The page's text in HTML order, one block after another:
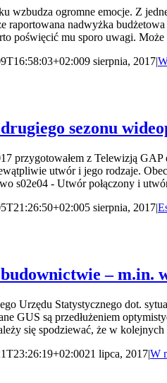
wzbudza ogromne emocje. Z
raportowana nadwyżka
poświęcić mu sporo uwagi.
9 sierpnia, 2017|
sezonu
przygotowałem z Telewizją
utwór i jego rodzaje.
s02e04 - Utwór połączony i
5 sierpnia, 2017|
– m.in.
Urzędu Statystycznego dot.
GUS są przedłużeniem
się spodziewać, że w
21 lipca, 2017|W